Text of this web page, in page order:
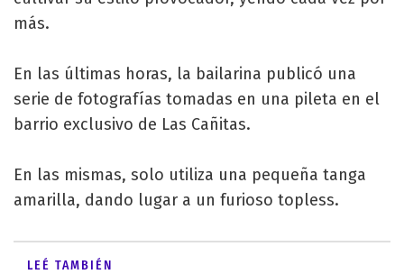
más.
En las últimas horas, la bailarina publicó una
serie de fotografías tomadas en una pileta en el
barrio exclusivo de Las Cañitas.
En las mismas, solo utiliza una pequeña tanga
amarilla, dando lugar a un furioso topless.
LEÉ TAMBIÉN